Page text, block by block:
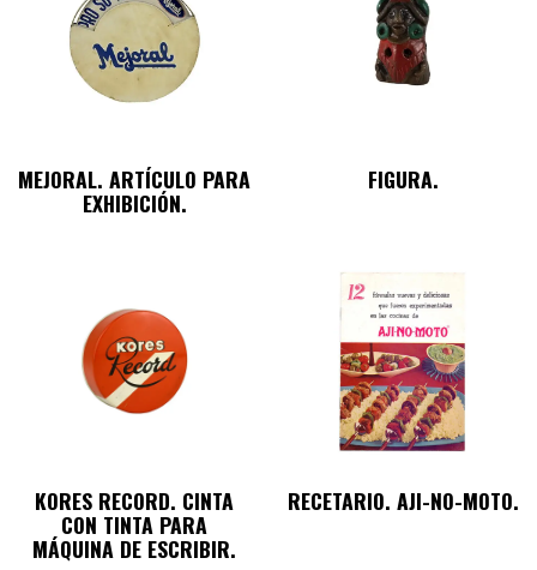
MEJORAL. ARTÍCULO PARA
EXHIBICIÓN.
FIGURA.
KORES RECORD. CINTA
CON TINTA PARA
MÁQUINA DE ESCRIBIR.
RECETARIO. AJI-NO-MOTO.